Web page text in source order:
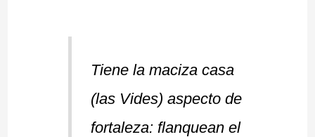
Tiene la maciza casa
(las Vides) aspecto de
fortaleza: flanquean el